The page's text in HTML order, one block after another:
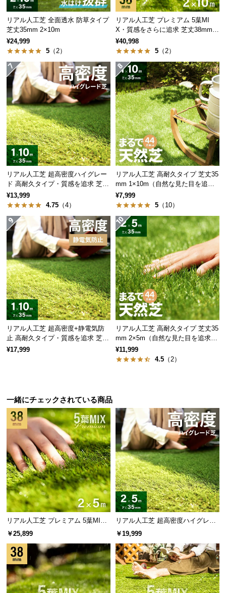
グレードアップした自然で美しいつや
特殊な「つや消し加工」で葉の不自然な光の反射を
抑え、より自然で美しい質感を再現しました。
細い葉が作るきめ細かい芝目
細い葉は繊細で柔らかな感触を生み、きめ細かく美
しい芝目を作ります。
太い
作り物感が強く粗い質感
細い
繊細な見た目と柔らかい質感
芯のない葉は天然芝に近い柔らかさ
中央に芯のない葉はしなやかで柔らかい触り心地。
密集させることでへたりにくさを両立しました。
当社プロトタイプ 当商品
リアル人工芝 全面透水 防草タイプ
芝丈35mm 2×10m
¥24,999
5 （2）
リアル人工芝 プレミアム 5葉MI
X・質感をさらに追求 芝丈38mm 2
×10m
¥40,998
5 （2）
リアル人工芝 超高密度ハイグレー
ド 高耐久タイプ・質感を追求 芝丈
35mm 1×10m
¥13,999
4.75 （4）
リアル人工芝 高耐久タイプ 芝丈35
mm 1×10m（自然な見た目を追
求・U字ピン付属）
¥7,999
5 （10）
リアル人工芝 超高密度+静電気防
止 高耐久タイプ・質感を追求 芝丈
35mm 1×10m
¥17,999
リアル人工芝 高耐久タイプ 芝丈35
mm 2×5m（自然な見た目を追求・
U字ピン付属）
¥11,999
4.5 （2）
一緒にチェックされている商品
リアル人工芝 プレミアム 5葉MI
X・質感をさらに追求 芝丈38mm 2
￥25,899
リアル人工芝 超高密度ハイグレー
ド 高耐久タイプ・質感を追求 芝丈
￥19,999